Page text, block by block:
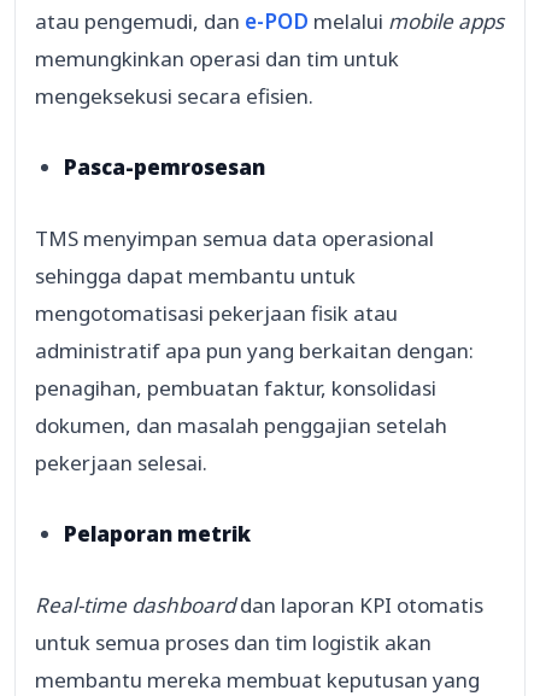
atau pengemudi, dan e-POD melalui mobile apps
memungkinkan operasi dan tim untuk
mengeksekusi secara efisien.
Pasca-pemrosesan
TMS menyimpan semua data operasional
sehingga dapat membantu untuk
mengotomatisasi pekerjaan fisik atau
administratif apa pun yang berkaitan dengan:
penagihan, pembuatan faktur, konsolidasi
dokumen, dan masalah penggajian setelah
pekerjaan selesai.
Pelaporan metrik
Real-time dashboarddan laporan KPI otomatis
untuk semua proses dan tim logistik akan
membantu mereka membuat keputusan yang